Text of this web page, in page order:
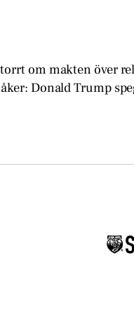
om makten över
Donald Trump